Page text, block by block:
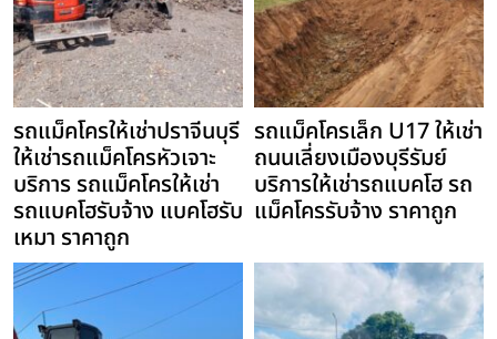
รถแม็คโครให้เช่าปราจีนบุรี
ให้เช่ารถแม็คโครหัวเจาะ
บริการ รถแม็คโครให้เช่า
รถแบคโฮรับจ้าง แบคโฮรับ
เหมา ราคาถูก
รถแม็คโครเล็ก U17 ให้เช่า
ถนนเลี่ยงเมืองบุรีรัมย์
บริการให้เช่ารถแบคโฮ รถ
แม็คโครรับจ้าง ราคาถูก